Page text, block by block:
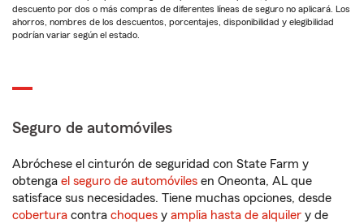
descuento por dos o más compras de diferentes líneas de seguro no aplicará. Los
ahorros, nombres de los descuentos, porcentajes, disponibilidad y elegibilidad
podrían variar según el estado.
Seguro de automóviles
Abróchese el cinturón de seguridad con State Farm y
obtenga el seguro de automóviles en Oneonta, AL que
satisface sus necesidades. Tiene muchas opciones, desde
cobertura contra choques y amplia hasta de alquiler y de